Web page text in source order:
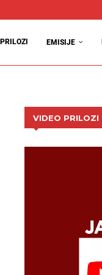
PRILOZI EMISIJE
VIDEO PRILOZI